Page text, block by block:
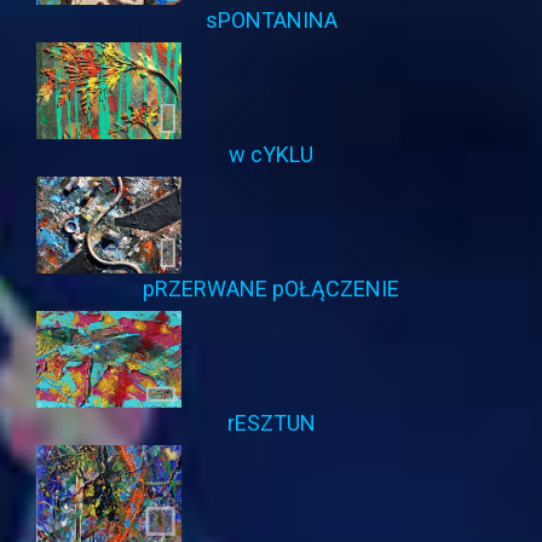
sPONTANINA
w cYKLU
pRZERWANE pOŁĄCZENIE
rESZTUN